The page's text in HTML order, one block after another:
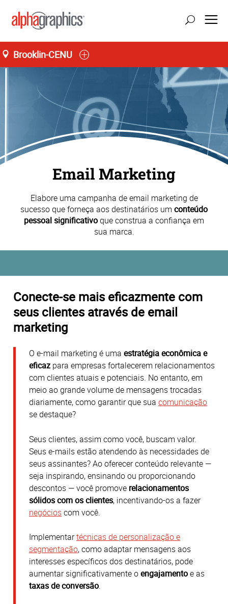
Brooklin-CENU
Email Marketing
Elabore uma campanha de email marketing de
sucesso que forneça aos destinatários um conteúdo
pessoal significativoque construa a confiança em
sua marca.
Conecte-se mais eficazmente com
seus clientes através de email
marketing
O e-mail marketing é uma estratégia econômica e
eficaz para empresas fortalecerem relacionamentos
com clientes atuais e potenciais. No entanto, em
meio ao grande volume de mensagens trocadas
diariamente, como garantir que sua comunicação
se destaque?
Seus clientes, assim como você, buscam valor.
Seus e-mails estão atendendo às necessidades de
seus assinantes? Ao oferecer conteúdo relevante —
seja inspirando, ensinando ou proporcionando
descontos — você promove relacionamentos
sólidos com os clientes, incentivando-os a fazer
negócioscom você.
Implementartécnicas de personalização e
segmentação, como adaptar mensagens aos
interesses específicos dos destinatários, pode
aumentar significativamente oengajamentoe as
taxas de conversão.